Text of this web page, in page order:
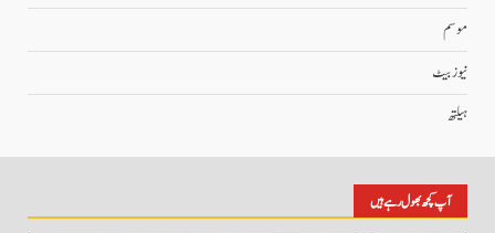
موسم
نیوز بیٹ
ہیلتھ
آپ کچھ بھول رہے ہیں